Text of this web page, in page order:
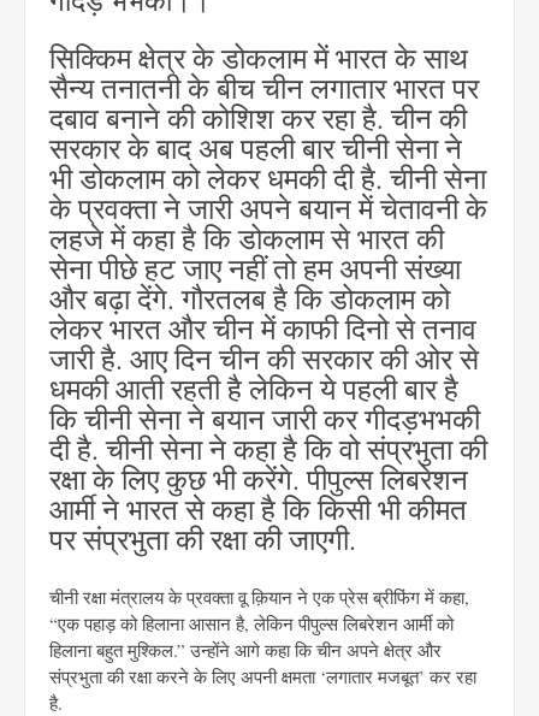
सिक्किम क्षेत्र के डोकलाम में भारत के साथ
सैन्य तनातनी के बीच चीन लगातार भारत पर
दबाव बनाने की कोशिश कर रहा है. चीन की
सरकार के बाद अब पहली बार चीनी सेना ने
भी डोकलाम को लेकर धमकी दी है. चीनी सेना
के प्रवक्ता ने जारी अपने बयान में चेतावनी के
लहजे में कहा है कि डोकलाम से भारत की
सेना पीछे हट जाए नहीं तो हम अपनी संख्या
और बढ़ा देंगे. गौरतलब है कि डोकलाम को
लेकर भारत और चीन में काफी दिनो से तनाव
जारी है. आए दिन चीन की सरकार की ओर से
धमकी आती रहती है लेकिन ये पहली बार है
कि चीनी सेना ने बयान जारी कर गीदड़भभकी
दी है. चीनी सेना ने कहा है कि वो संप्रभुता की
रक्षा के लिए कुछ भी करेंगे. पीपुल्स लिबरेशन
आर्मी ने भारत से कहा है कि किसी भी कीमत
पर संप्रभुता की रक्षा की जाएगी.
चीनी रक्षा मंत्रालय के प्रवक्ता वू क़ियान ने एक प्रेस ब्रीफिंग में कहा,
“एक पहाड़ को हिलाना आसान है, लेकिन पीपुल्स लिबरेशन आर्मी को
हिलाना बहुत मुश्किल.” उन्होंने आगे कहा कि चीन अपने क्षेत्र और
संप्रभुता की रक्षा करने के लिए अपनी क्षमता ‘लगातार मजबूत’ कर रहा
है.